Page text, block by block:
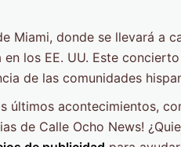
Miami, donde se llevará a
los EE. UU. Este
de las comunidades
últimos acontecimientos,
de Calle Ocho News!